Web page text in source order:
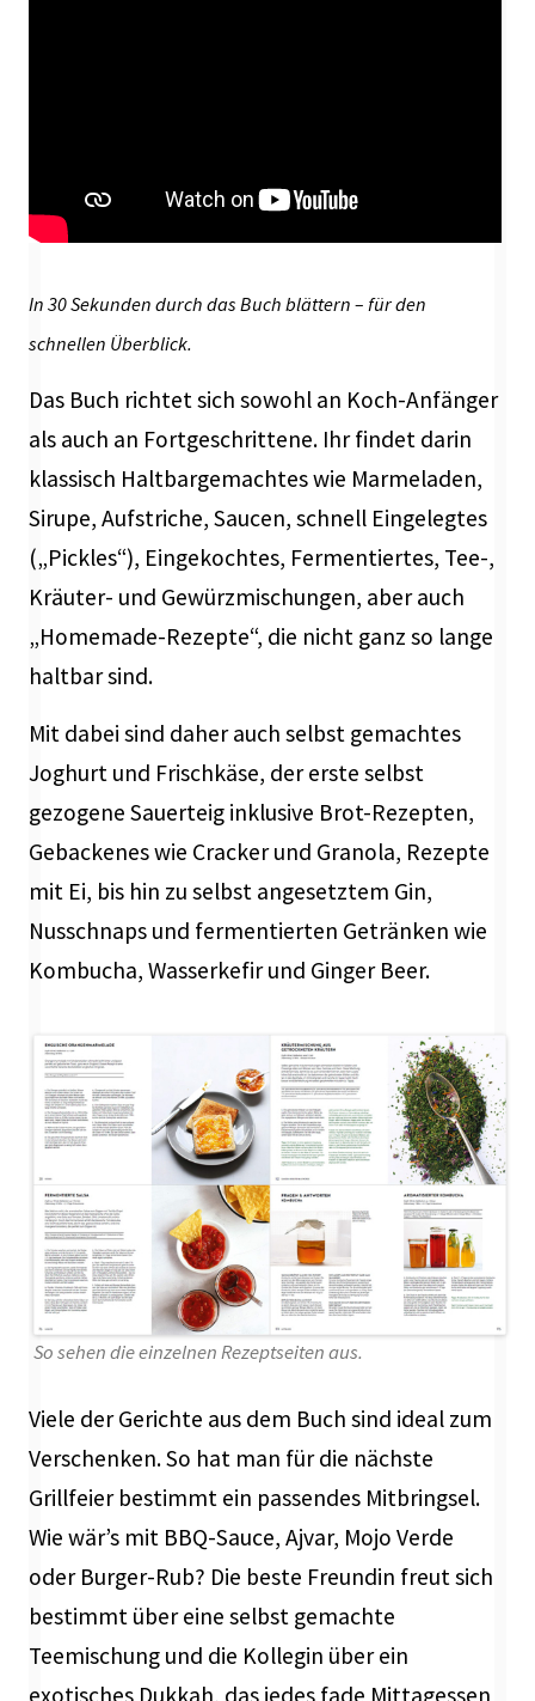
In 30 Sekunden durch das Buch blättern – für den
schnellen Überblick.
Das Buch richtet sich sowohl an Koch-Anfänger
als auch an Fortgeschrittene. Ihr findet darin
klassisch Haltbargemachtes wie Marmeladen,
Sirupe, Aufstriche, Saucen, schnell Eingelegtes
(„Pickles“), Eingekochtes, Fermentiertes, Tee-,
Kräuter- und Gewürzmischungen, aber auch
„Homemade-Rezepte“, die nicht ganz so lange
haltbar sind.
Mit dabei sind daher auch selbst gemachtes
Joghurt und Frischkäse, der erste selbst
gezogene Sauerteig inklusive Brot-Rezepten,
Gebackenes wie Cracker und Granola, Rezepte
mit Ei, bis hin zu selbst angesetztem Gin,
Nusschnaps und fermentierten Getränken wie
Kombucha, Wasserkefir und Ginger Beer.
So sehen die einzelnen Rezeptseiten aus.
Viele der Gerichte aus dem Buch sind ideal zum
Verschenken. So hat man für die nächste
Grillfeier bestimmt ein passendes Mitbringsel.
Wie wär’s mit BBQ-Sauce, Ajvar, Mojo Verde
oder Burger-Rub? Die beste Freundin freut sich
bestimmt über eine selbst gemachte
Teemischung und die Kollegin über ein
exotisches Dukkah, das jedes fade Mittagessen